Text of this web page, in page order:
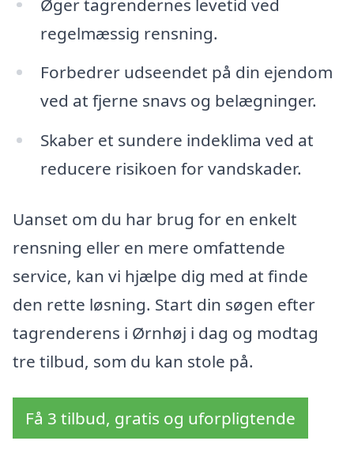
regelmæssig rensning.
Forbedrer udseendet på din ejendom
ved at fjerne snavs og belægninger.
Skaber et sundere indeklima ved at
reducere risikoen for vandskader.
Uanset om du har brug for en enkelt
rensning eller en mere omfattende
service, kan vi hjælpe dig med at finde
den rette løsning. Start din søgen efter
tagrenderens i Ørnhøj i dag og modtag
tre tilbud, som du kan stole på.
Få 3 tilbud, gratis og uforpligtende